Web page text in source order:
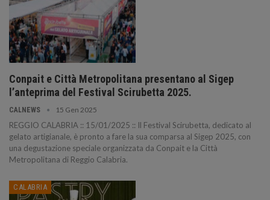
Conpait e Città Metropolitana presentano al Sigep
l’anteprima del Festival Scirubetta 2025.
CALNEWS 15 Gen 2025
REGGIO CALABRIA :: 15/01/2025 :: Il Festival Scirubetta, dedicato al
gelato artigianale, è pronto a fare la sua comparsa al Sigep 2025, con
una degustazione speciale organizzata da Conpait e la Città
Metropolitana di Reggio Calabria.
CALABRIA